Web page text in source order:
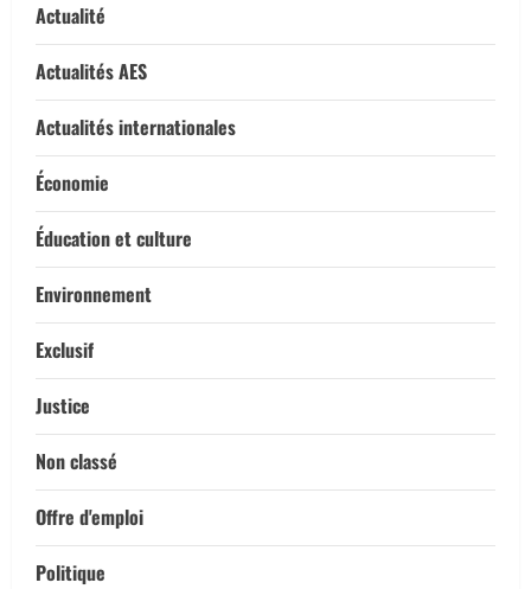
Actualité
Actualités AES
Actualités internationales
Économie
Éducation et culture
Environnement
Exclusif
Justice
Non classé
Offre d'emploi
Politique